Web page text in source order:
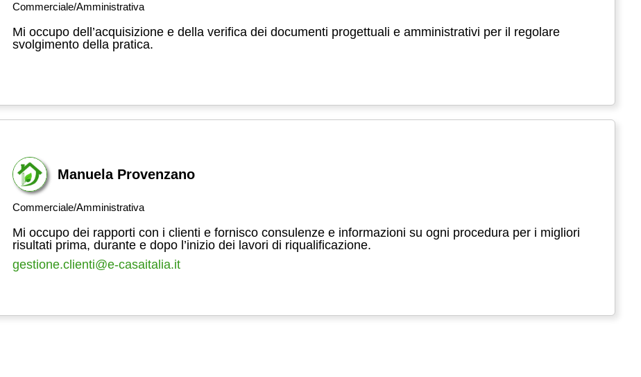
Commerciale/Amministrativa
Mi occupo dell’acquisizione e della verifica dei documenti progettuali e amministrativi per il regolare
svolgimento della pratica.
Manuela Provenzano
Commerciale/Amministrativa
Mi occupo dei rapporti con i clienti e fornisco consulenze e informazioni su ogni procedura per i migliori
risultati prima, durante e dopo l’inizio dei lavori di riqualificazione.
gestione.clienti@e-casaitalia.it